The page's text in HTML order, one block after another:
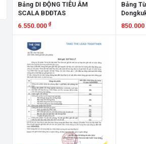
Bảng DI ĐỘNG TIÊU ÂM
SCALA BDĐTAS
6.550.000 ₫
Xem chi tiết
Bảng
850.000